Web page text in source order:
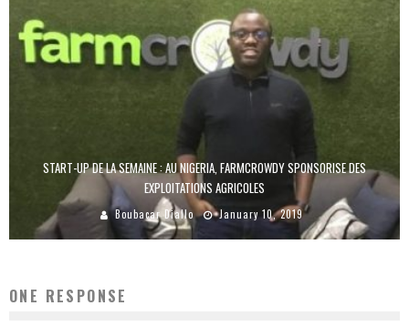
START-UP DE LA SEMAINE : AU NIGERIA, FARMCROWDY SPONSORISE DES
EXPLOITATIONS AGRICOLES
Boubacar Diallo January 10, 2019
ONE RESPONSE